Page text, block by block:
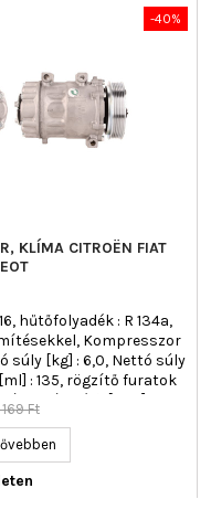
-40%
KLÍMA CITROËN FIAT
hűtőfolyadék : R 134a,
Kompresszor
súly [kg] : 6,0, Nettó súly
: 135, rögzítő furatok
[mm] : 119,
: 119,0
Ft